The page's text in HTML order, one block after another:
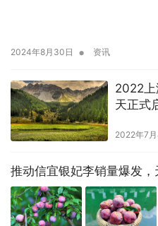
2024年8月30日 • 资讯
2022上
天正式
2022年7
推动信宜银妃李销量爆发